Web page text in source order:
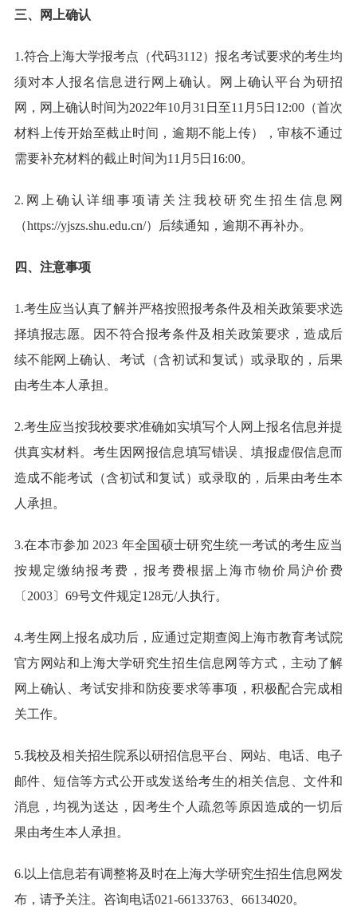
三、网上确认
1.符合上海大学报考点（代码3112）报名考试要求的考生均
须对本人报名信息进行网上确认。网上确认平台为研招
网，网上确认时间为2022年10月31日至11月5日12:00（首次
材料上传开始至截止时间，逾期不能上传），审核不通过
需要补充材料的截止时间为11月5日16:00。
2.网上确认详细事项请关注我校研究生招生信息网
（https://yjszs.shu.edu.cn/）后续通知，逾期不再补办。
四、注意事项
1.考生应当认真了解并严格按照报考条件及相关政策要求选
择填报志愿。因不符合报考条件及相关政策要求，造成后
续不能网上确认、考试（含初试和复试）或录取的，后果
由考生本人承担。
2.考生应当按我校要求准确如实填写个人网上报名信息并提
供真实材料。考生因网报信息填写错误、填报虚假信息而
造成不能考试（含初试和复试）或录取的，后果由考生本
人承担。
3.在本市参加 2023 年全国硕士研究生统一考试的考生应当
按规定缴纳报考费，报考费根据上海市物价局沪价费
〔2003〕69号文件规定128元/人执行。
4.考生网上报名成功后，应通过定期查阅上海市教育考试院
官方网站和上海大学研究生招生信息网等方式，主动了解
网上确认、考试安排和防疫要求等事项，积极配合完成相
关工作。
5.我校及相关招生院系以研招信息平台、网站、电话、电子
邮件、短信等方式公开或发送给考生的相关信息、文件和
消息，均视为送达，因考生个人疏忽等原因造成的一切后
果由考生本人承担。
6.以上信息若有调整将及时在上海大学研究生招生信息网发
布，请予关注。咨询电话021-66133763、66134020。